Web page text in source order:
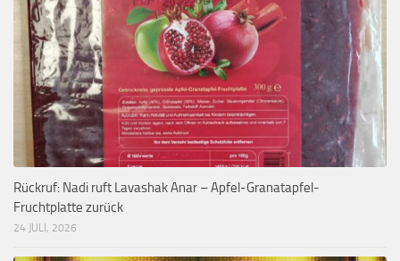
Rückruf: Nadi ruft Lavashak Anar – Apfel-Granatapfel-
Fruchtplatte zurück
24 JULI, 2026